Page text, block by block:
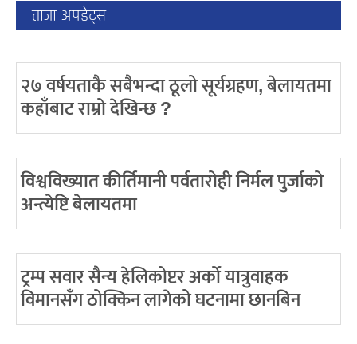
ताजा अपडेट्स
२७ वर्षयताकै सबैभन्दा ठूलो सूर्यग्रहण, बेलायतमा
कहाँबाट राम्रो देखिन्छ ?
विश्वविख्यात कीर्तिमानी पर्वतारोही निर्मल पुर्जाको
अन्त्येष्टि बेलायतमा
ट्रम्प सवार सैन्य हेलिकोप्टर अर्को यात्रुवाहक
विमानसँग ठोक्किन लागेको घटनामा छानबिन